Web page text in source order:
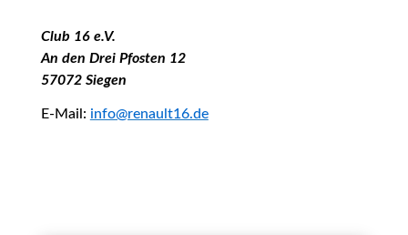
Club 16 e.V.
An den Drei Pfosten 12
57072 Siegen
E-Mail: info@renault16.de